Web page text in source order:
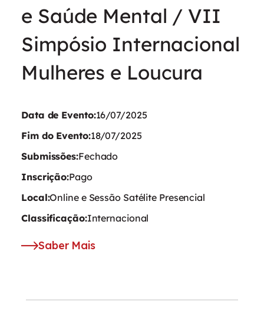
e Saúde Mental / VII
Simpósio Internacional
Mulheres e Loucura
Data de Evento:16/07/2025
Fim do Evento:18/07/2025
Submissões:Fechado
Inscrição:Pago
Local:Online e Sessão Satélite Presencial
Classificação:Internacional
Saber Mais